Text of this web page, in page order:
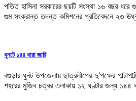
পতিত হাসিনা সরকারের ছয়টি সংস্থা ১৬ বছর
গুম সংক্রান্ত তদন্ত কমিশনের প্রতিবেদনে ২৩
ধুনটে ১৪৪ ধারা জারি
বগুড়ার ধুনট উপজেলায় ছাত্রলীগের দু’পক্ষের
শহরের মুজিব চত্বর এলাকায় ১২ ঘণ্টার জন্য ১৪৪